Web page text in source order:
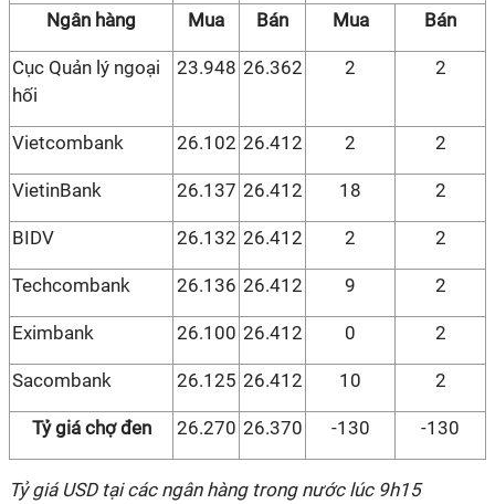
Ngân hàng Mua Bán Mua Bán
Cục Quản lý ngoại
hối
23.948 26.362 2 2
Vietcombank 26.102 26.412 2 2
VietinBank 26.137 26.412 18 2
BIDV 26.132 26.412 2 2
Techcombank 26.136 26.412 9 2
Eximbank 26.100 26.412 0 2
Sacombank 26.125 26.412 10 2
Tỷ giá chợ đen 26.270 26.370 -130 -130
Tỷ giá USD tại các ngân hàng trong nước lúc 9h15